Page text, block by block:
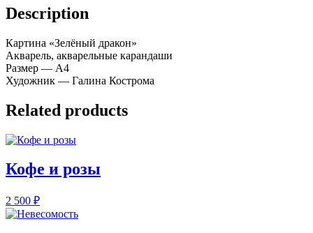
Description
Картина «Зелёный дракон»
Акварель, акварельные карандаши
Размер — А4
Художник — Галина Кострома
Related products
Кофе и розы
2 500 ₽